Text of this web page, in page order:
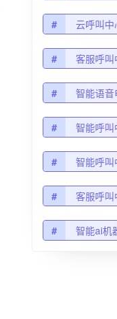
# 云呼叫
# 客服呼
# 智能语
# 智能呼
# 智能呼
# 客服呼
# 智能ai机